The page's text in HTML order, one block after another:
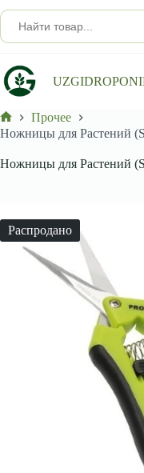
к
сути
Главная
Прочее
Ножницы для Растений
Ножницы для Растений
Распродано